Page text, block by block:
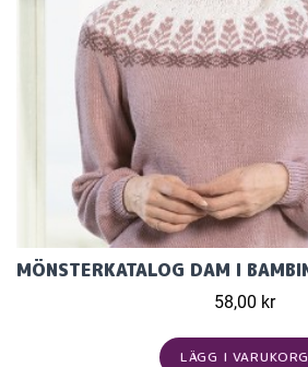
58,00 kr
LÄGG I VARUKORG